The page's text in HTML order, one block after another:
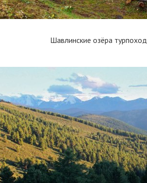
Шавлинские озёра турпоход